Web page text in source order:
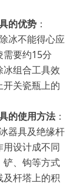
的优势 ：
冰不能得心应
需要约15分
组合工具效
关瓷瓶上的
的使用方法：
器具及绝缘杆
设计成不同
铲、钩等方式
杆塔上的积